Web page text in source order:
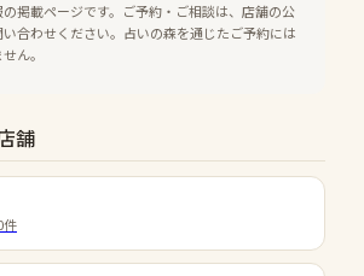
掲載ページです。ご予約・ご相談は、店舗の公
合わせください。占いの森を通じたご予約には
ん。
舗
件